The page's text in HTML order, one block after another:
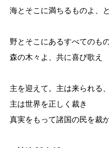
海とそこに満ちるものよ、
野とそこにあるすべてのも
森の木々よ、共に喜び歌え
主を迎えて。主は来られる
主は世界を正しく裁き
真実をもって諸国の民を裁か